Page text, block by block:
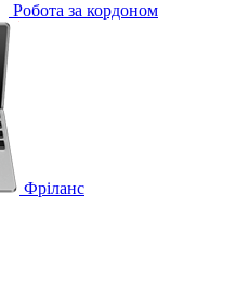
Робота за кордоном
Фріланс